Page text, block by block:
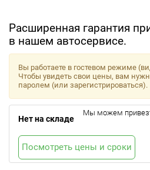
Расширенная гарантия
в нашем автосервисе.
Вы работаете в гостевом режиме
Чтобы увидеть свои цены, вам
паролем (или зарегистрироваться).
Нет на складе
Мы можем
Посмотреть цены и сроки